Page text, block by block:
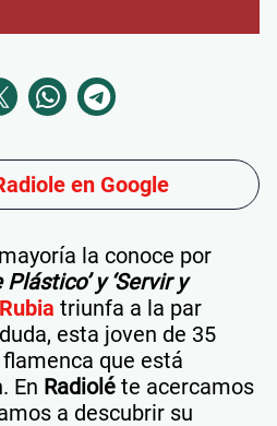
en Google
la conoce por
Plástico’ y ‘Servir y
triunfa a la par
esta joven de 35
que está
En Radiolé te acercamos
a descubrir su